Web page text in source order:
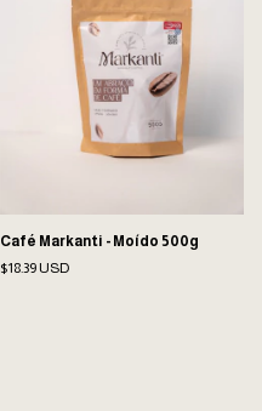
Café Markanti - Moído 500g
$18.39 USD